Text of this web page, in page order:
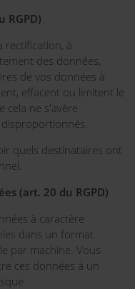
RGPD)
rectification, à
des données,
de vos données à
effacent ou limitent le
cela ne s'avère
quels destinataires ont
(art. 20 du RGPD)
à caractère
dans un format
par machine. Vous
ces données à un